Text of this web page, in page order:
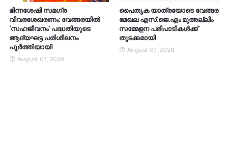
ഭിന്നശേഷി സമഗ്ര
വിവരശേഖരണം: വേങ്ങരയിൽ
‘സഹജീവനം’ പദ്ധതിയുടെ
ആദ്യഘട്ട പരിശീലനം
പൂർത്തിയായി
August 07, 2026
പൈതൃക യാത്രയോടെ വേങ്ങര
മേഖല എസ്.ജെ.എം മുഅല്ലിം
സമ്മേളന പരിപാടികൾക്ക്
തുടക്കമായി
August 07, 2026